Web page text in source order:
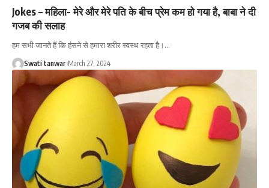
Jokes – महिला- मेरे और मेरे पति के बीच प्रेम कम हो गया है, बाबा ने दी
गजब की सलाह
हम सभी जानते हैं कि हंसने से हमारा शरीर स्वस्थ रहता है। …
Swati tanwar March 27, 2024